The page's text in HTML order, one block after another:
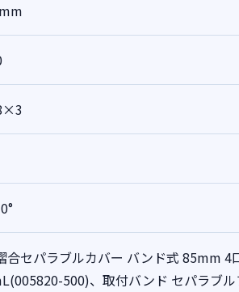
合セパラブルカバー バンド式 85mm
500)、取付バンド セパラブ